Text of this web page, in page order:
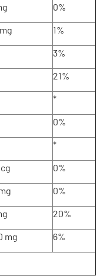
0%
1%
3%
21%
*
0%
*
0%
0%
20%
mg 6%